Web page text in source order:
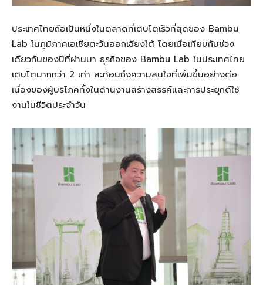
ประเทศไทยถือเป็นหนึ่งในตลาดที่เติบโตเร็วที่สุดของ Bambu
Lab ในภูมิภาคเอเชียตะวันออกเฉียงใต้ โดยเมื่อเทียบกับช่วง
เดียวกันของปีที่ผ่านมา ธุรกิจของ Bambu Lab ในประเทศไทย
เติบโตมากกว่า 2 เท่า สะท้อนถึงความสนใจที่เพิ่มขึ้นอย่างต่อ
เนื่องของผู้บริโภคทั้งในด้านงานสร้างสรรค์และการประยุกต์ใช้
งานในชีวิตประจำวัน